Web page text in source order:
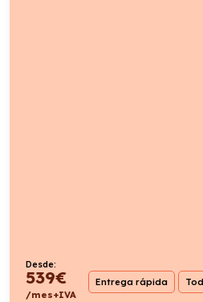
Desde:
539€
/mes+IVA
Entrega rápida